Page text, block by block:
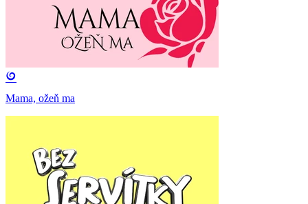
Mama, ožeň ma